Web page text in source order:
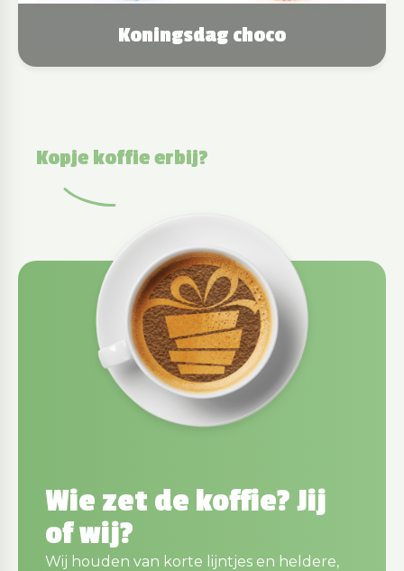
Koningsdag choco
Kopje koffie erbij?
Wie zet de koffie? Jij
of wij?
Wij houden van korte lijntjes en heldere,